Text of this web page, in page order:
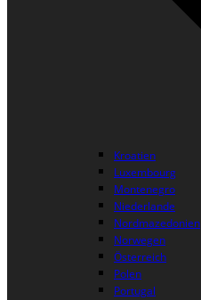
Kroatien
Luxembourg
Montenegro
Niederlande
Nordmazedonien
Norwegen
Österreich
Polen
Portugal